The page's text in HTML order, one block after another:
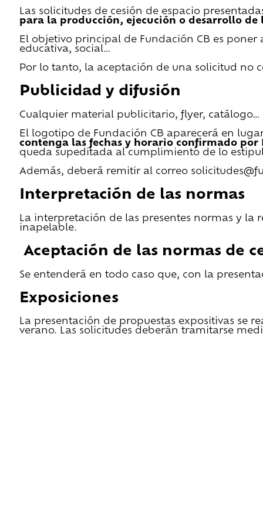
Las solicitudes de cesión de espacio
para la producción, ejecución o desarrollo de
El objetivo principal de Fundación CB es
educativa, social…
Por lo tanto, la aceptación de una solicitud
Publicidad y difusión
Cualquier material publicitario, flyer, catálogo…
El logotipo de Fundación CB aparecerá en
contenga las fechas y horario confirmado por
queda supeditada al cumplimiento de lo
Además, deberá remitir al correo
Interpretación de las normas
La interpretación de las presentes normas y la
inapelable.
Aceptación de las normas de
Se entenderá en todo caso que, con la
Exposiciones
La presentación de propuestas expositivas se
verano. Las solicitudes deberán tramitarse